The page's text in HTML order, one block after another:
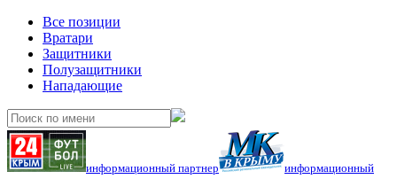
Все позиции
Вратари
Защитники
Полузащитники
Нападающие
информационный партнер
информационный